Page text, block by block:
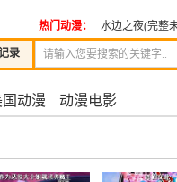
录
热门动漫： 水边之夜(完整
国动漫 动漫电影